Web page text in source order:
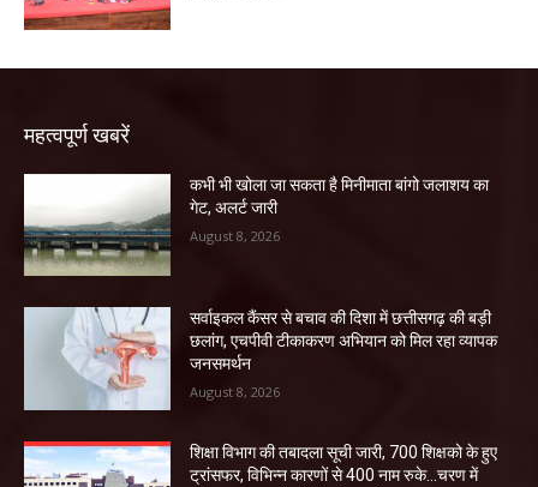
महत्वपूर्ण खबरें
कभी भी खोला जा सकता है मिनीमाता बांगो जलाशय का
गेट, अलर्ट जारी
August 8, 2026
सर्वाइकल कैंसर से बचाव की दिशा में छत्तीसगढ़ की बड़ी
छलांग, एचपीवी टीकाकरण अभियान को मिल रहा व्यापक
जनसमर्थन
August 8, 2026
शिक्षा विभाग की तबादला सूची जारी, 700 शिक्षको के हुए
ट्रांसफर, विभिन्न कारणों से 400 नाम रुके…चरण में